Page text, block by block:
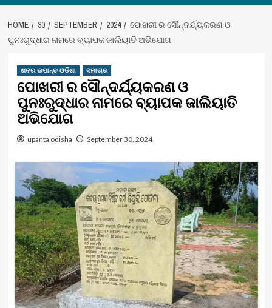
HOME 30 SEPTEMBER 2024
ପୋଖରୀ ର ସୌନ୍ଦର୍ଯ୍ୟକରଣ ଓ
ପୁନଃରୁଦ୍ଧାର ନାମରେ ବ୍ୟାପକ ଜାଲିୟାତି ଅଭିଯୋଗ
ଖବର ଉପାନ୍ତ ଓଡିଶା ସମାଚାର
ପୋଖରୀ ର ସୌନ୍ଦର୍ଯ୍ୟକରଣ ଓ
ପୁନଃରୁଦ୍ଧାର ନାମରେ ବ୍ୟାପକ ଜାଲିୟାତି
ଅଭିଯୋଗ
upanta odisha September 30, 2024